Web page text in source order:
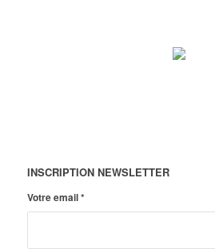
INSCRIPTION NEWSLETTER
Votre email*